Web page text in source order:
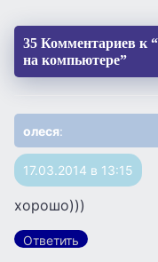
35 Комментариев к
на компьютере”
олеся:
17.03.2014 в 13:15
хорошо)))
Ответить